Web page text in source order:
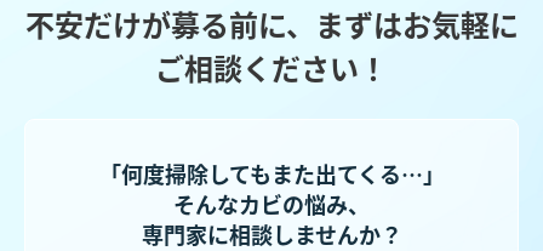
不安だけが募る前に、まずはお気軽に
ご相談ください！
「何度掃除してもまた出てくる…」
そんなカビの悩み、
専門家に相談しませんか？